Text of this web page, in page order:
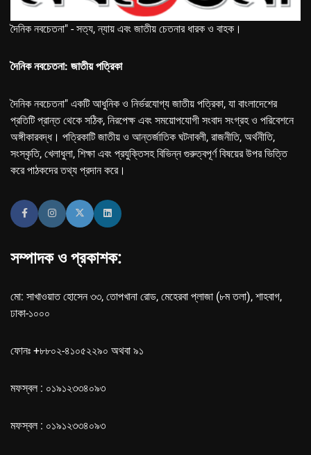
দৈনিক নবচেতনা" - সত্য, ন্যায় এবং জাতীয় চেতনার ধারক ও বাহক।
দৈনিক নবচেতনা: জাতীয় পত্রিকা
দৈনিক নবচেতনা" একটি আধুনিক ও নির্ভরযোগ্য জাতীয় পত্রিকা, যা বাংলাদেশের
প্রতিটি প্রান্ত থেকে সঠিক, নিরপেক্ষ এবং সময়োপযোগী সংবাদ সংগ্রহ ও পরিবেশনে
অঙ্গীকারবদ্ধ। পত্রিকাটি জাতীয় ও আন্তর্জাতিক ঘটনাবলী, রাজনীতি, অর্থনীতি,
সংস্কৃতি, খেলাধুলা, শিক্ষা এবং প্রযুক্তিসহ বিভিন্ন গুরুত্বপূর্ণ বিষয়ের উপর ভিত্তি
করে পাঠকদের তথ্য প্রদান করে।
সম্পাদক ও প্রকাশক:
মো: সাখাওয়াত হোসেন ৩৩, তোপখানা রোড, মেহেরবা প্লাজা (৮ম তলা), শাহবাগ,
ঢাকা-১০০০
ফোনঃ +৮৮০২-৪১০৫২২৯০ অথবা ৯১
মফস্বল : ০১৯১২৩৩৪০৯৩
মফস্বল : ০১৯১২৩৩৪০৯৩